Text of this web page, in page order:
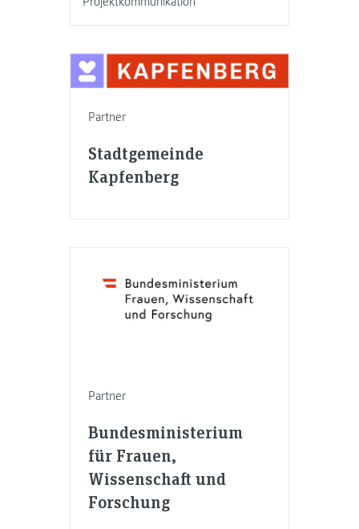
Partner
Stadtgemeinde
Kapfenberg
Partner
Bundesministerium
für Frauen,
Wissenschaft und
Forschung